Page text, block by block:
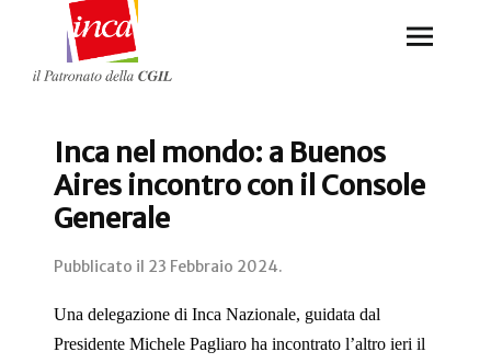
Inca nel mondo: a Buenos
Aires incontro con il Console
Generale
Pubblicato il 23 Febbraio 2024.
Una delegazione di Inca Nazionale, guidata dal
Presidente Michele Pagliaro ha incontrato l’altro ieri il